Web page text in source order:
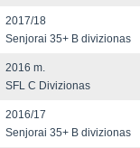
2017/18
Senjorai 35+ B divizionas
2016 m.
SFL C Divizionas
2016/17
Senjorai 35+ B divizionas